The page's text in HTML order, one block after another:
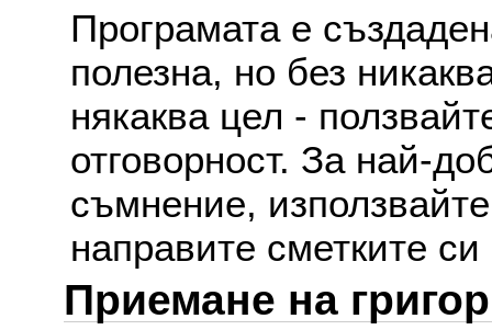
Програмата е
полезна, но без
някаква цел -
отговорност. За най-
съмнение,
направите сметките
Приемане на